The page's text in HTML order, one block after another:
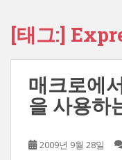
[태그:]
매크로에
을 사용하
2009년 9월 28일